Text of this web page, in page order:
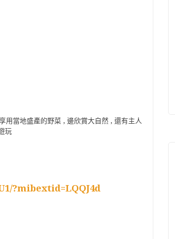
用當地盛產的野菜 , 邊欣賞大自然 , 還有主人
玩
?mibextid=LQQJ4d